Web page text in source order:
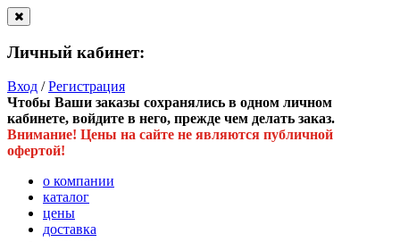
Личный кабинет:
Вход /Регистрация
Чтобы Ваши заказы сохранялись в одном личном
кабинете, войдите в него, прежде чем делать заказ.
Внимание! Цены на сайте не являются публичной
офертой!
о компании
каталог
цены
доставка